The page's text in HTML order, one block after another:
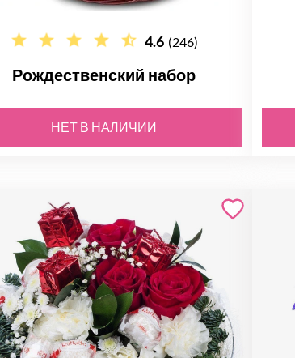
4.6 (246)
Рождественский набор
НЕТ В НАЛИЧИИ